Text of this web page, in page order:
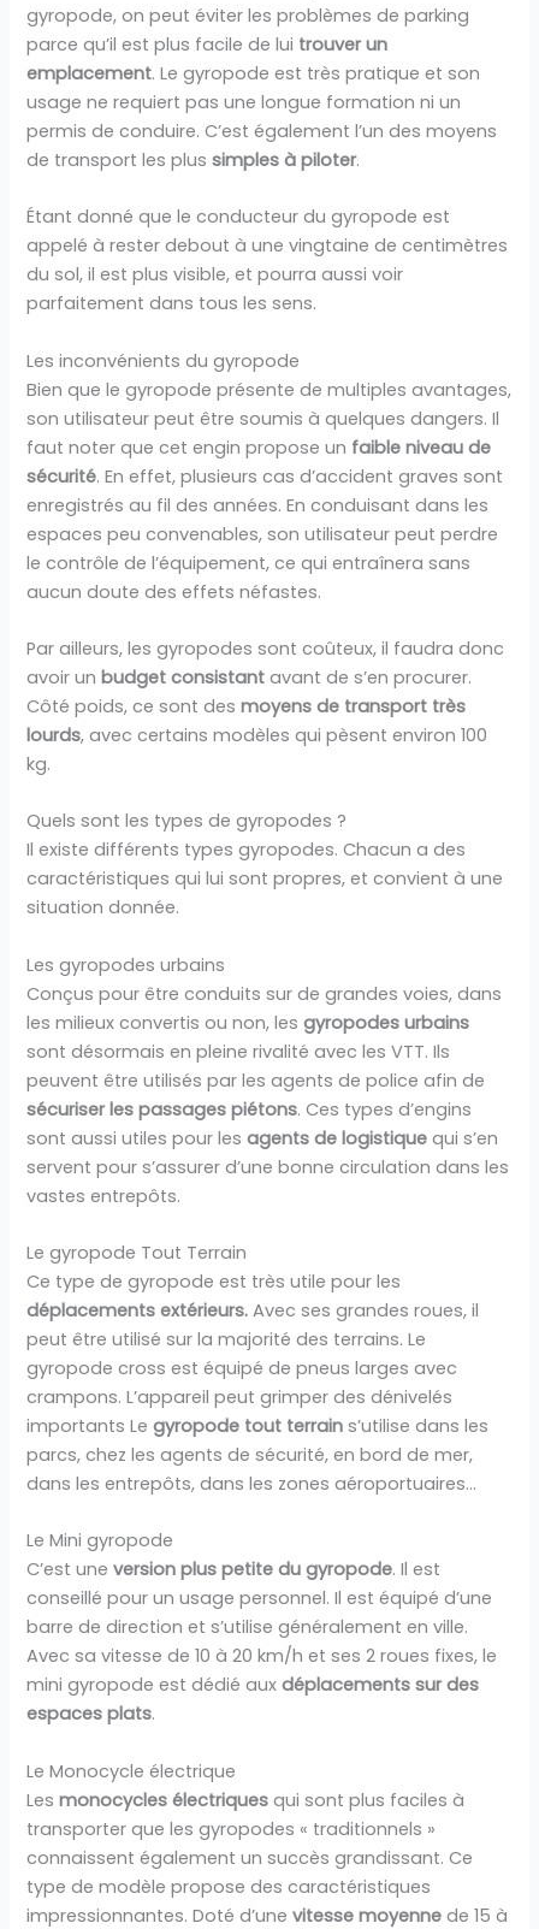
gyropode, on peut éviter les problèmes de parking
parce qu’il est plus facile de lui trouver un
emplacement. Le gyropode est très pratique et son
usage ne requiert pas une longue formation ni un
permis de conduire. C’est également l’un des moyens
de transport les plussimples à piloter.
Étant donné que le conducteur du gyropode est
appelé à rester debout à une vingtaine de centimètres
du sol, il est plus visible, et pourra aussi voir
parfaitement dans tous les sens.
Les inconvénients du gyropode
Bien que le gyropode présente de multiples avantages,
son utilisateur peut être soumis à quelques dangers. Il
faut noter que cet engin propose un faible niveau de
sécurité. En effet, plusieurs cas d’accident graves sont
enregistrés au fil des années. En conduisant dans les
espaces peu convenables, son utilisateur peut perdre
le contrôle de l’équipement, ce qui entraînera sans
aucun doute des effets néfastes.
Par ailleurs, les gyropodes sont coûteux, il faudra donc
avoir unbudget consistant avant de s’en procurer.
Côté poids, ce sont desmoyens de transport très
lourds, avec certains modèles qui pèsent environ 100
kg.
Quels sont les types de gyropodes ?
Il existe différents types gyropodes. Chacun a des
caractéristiques qui lui sont propres, et convient à une
situation donnée.
Les gyropodes urbains
Conçus pour être conduits sur de grandes voies, dans
les milieux convertis ou non, lesgyropodes urbains
sont désormais en pleine rivalité avec les VTT. Ils
peuvent être utilisés par les agents de police afin de
sécuriser les passages piétons. Ces types d’engins
sont aussi utiles pour lesagents de logistique qui s’en
servent pour s’assurer d’une bonne circulation dans les
vastes entrepôts.
Le gyropode Tout Terrain
Ce type de gyropode est très utile pour les
déplacements extérieurs. Avec ses grandes roues, il
peut être utilisé sur la majorité des terrains. Le
gyropode cross est équipé de pneus larges avec
crampons. L’appareil peut grimper des dénivelés
importants Legyropode tout terrain s’utilise dans les
parcs, chez les agents de sécurité, en bord de mer,
dans les entrepôts, dans les zones aéroportuaires…
Le Mini gyropode
C’est uneversion plus petite du gyropode. Il est
conseillé pour un usage personnel. Il est équipé d’une
barre de direction et s’utilise généralement en ville.
Avec sa vitesse de 10 à 20 km/h et ses 2 roues fixes, le
mini gyropode est dédié auxdéplacements sur des
espaces plats.
Le Monocycle électrique
Lesmonocycles électriquesqui sont plus faciles à
transporter que les gyropodes « traditionnels »
connaissent également un succès grandissant. Ce
type de modèle propose des caractéristiques
impressionnantes. Doté d’unevitesse moyenne de 15 à